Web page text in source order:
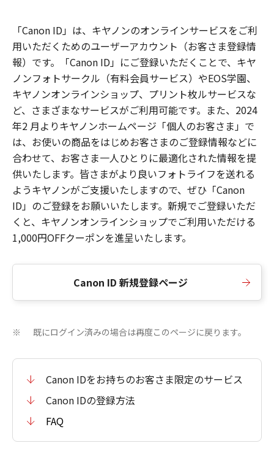
「Canon ID」は、キヤノンのオンラインサービスをご利
用いただくためのユーザーアカウント（お客さま登録情
報）です。「Canon ID」にご登録いただくことで、キヤ
ノンフォトサークル（有料会員サービス）やEOS学園、
キヤノンオンラインショップ、プリント枚ルサービスな
ど、さまざまなサービスがご利用可能です。また、2024
年2 月よりキヤノンホームページ「個人のお客さま」で
は、お使いの商品をはじめお客さまのご登録情報などに
合わせて、お客さま一人ひとりに最適化された情報を提
供いたします。皆さまがより良いフォトライフを送れる
ようキヤノンがご支援いたしますので、ぜひ「Canon
ID」のご登録をお願いいたします。新規でご登録いただ
くと、キヤノンオンラインショップでご利用いただける
1,000円OFFクーポンを進呈いたします。
Canon ID 新規登録ページ
※ 既にログイン済みの場合は再度このページに戻ります。
Canon IDをお持ちのお客さま限定のサービス
Canon IDの登録方法
FAQ